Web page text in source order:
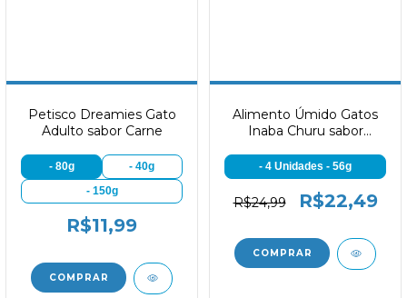
Petisco Dreamies Gato
Adulto sabor Carne
- 80g
- 40g
- 150g
R$11,99
Alimento Úmido Gatos
Inaba Churu sabor
- 4 Unidades - 56g
R$24,99 R$22,49